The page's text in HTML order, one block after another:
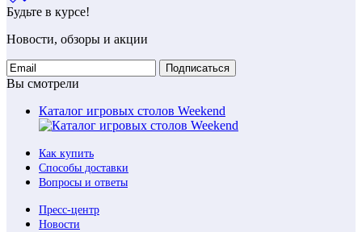
Будьте в курсе!
Новости, обзоры и акции
Подписаться
Вы смотрели
Каталог игровых столов Weekend
Как купить
Способы доставки
Вопросы и ответы
Пресс-центр
Новости